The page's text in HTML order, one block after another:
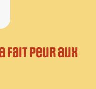
fait peur aux